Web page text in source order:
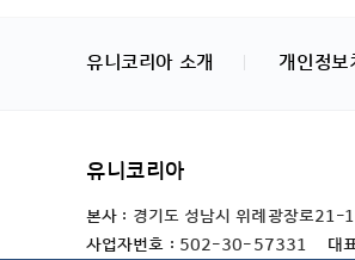
유니코리아 소개 개인정보
유니코리아
본사 : 경기도 성남시 위례광장로
사업자번호 : 502-30-57331 대